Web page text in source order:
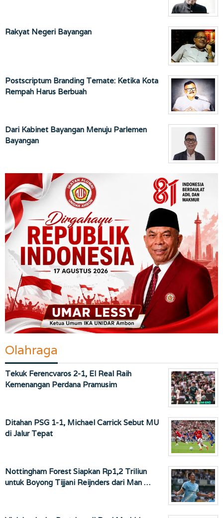
Rakyat Negeri Bayangan
Postscriptum Branding Ternate: Ketika Kota
Rempah Harus Berbuah
Dari Kabinet Bayangan Menuju Parlemen
Bayangan
Olahraga
Tekuk Ferencvaros 2-1, El Real Raih
Kemenangan Perdana Pramusim
Ditahan PSG 1-1, Michael Carrick Sebut MU
di Jalur Tepat
Nottingham Forest Siapkan Rp1,2 Triliun
untuk Boyong Tijjani Reijnders dari Man …